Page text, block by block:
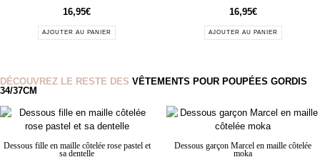
16,95€
AJOUTER AU PANIER
16,95€
AJOUTER AU PANIER
DÉCOUVREZ LE RESTE DES VÊTEMENTS POUR POUPÉES GORDIS
34/37CM
Dessous fille en maille côtelée rose pastel et
sa dentelle
Dessous garçon Marcel en maille côtelée
moka